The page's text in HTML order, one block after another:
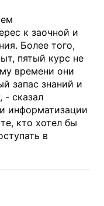
к заочной и
Более того,
пятый курс не
времени они
запас знаний и
- сказал
информатизации
кто хотел бы
в